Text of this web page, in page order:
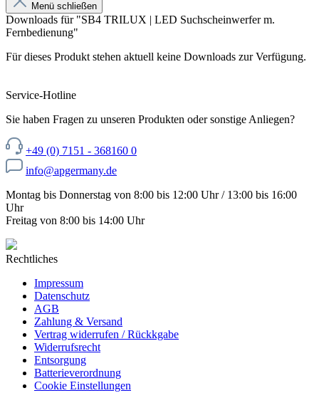
Menü schließen
Downloads für "SB4 TRILUX | LED Suchscheinwerfer m.
Fernbedienung"
Für dieses Produkt stehen aktuell keine Downloads zur Verfügung.
Service-Hotline
Sie haben Fragen zu unseren Produkten oder sonstige Anliegen?
+49 (0) 7151 - 368160 0
info@apgermany.de
Montag bis Donnerstag von 8:00 bis 12:00 Uhr / 13:00 bis 16:00
Uhr
Freitag von 8:00 bis 14:00 Uhr
Rechtliches
Impressum
Datenschutz
AGB
Zahlung & Versand
Vertrag widerrufen / Rückkgabe
Widerrufsrecht
Entsorgung
Batterieverordnung
Cookie Einstellungen